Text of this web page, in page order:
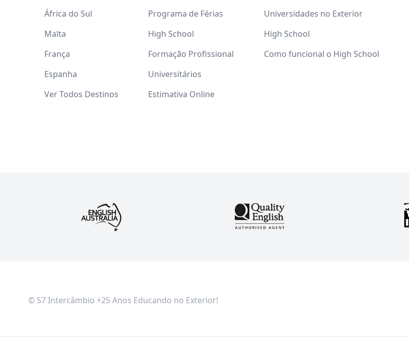
África do Sul
Malta
França
Espanha
Ver Todos Destinos
Programa de Férias
High School
Formação Profissional
Universitários
Estimativa Online
Universidades no Exterior
High School
Como funcional o High School
© S7 Intercâmbio +25 Anos Educando no Exterior!